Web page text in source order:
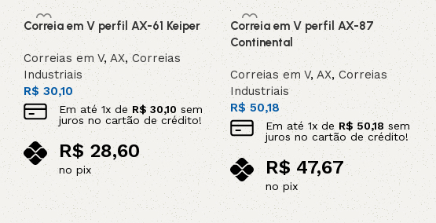
Correia em V perfil AX-61 Keiper
Correias em V, AX,Correias
Industriais
R$ 30,10
Em até 1x de R$30,10sem
juros no cartão de crédito!
R$28,60
no pix
Adicionar ao carrinho
Correia em V perfil AX-87
Continental
Correias em V, AX, Correias
Industriais
R$50,18
Em até1x de R$50,18sem
juros no cartão de crédito!
R$47,67
no pix
Adicionar ao carrinho